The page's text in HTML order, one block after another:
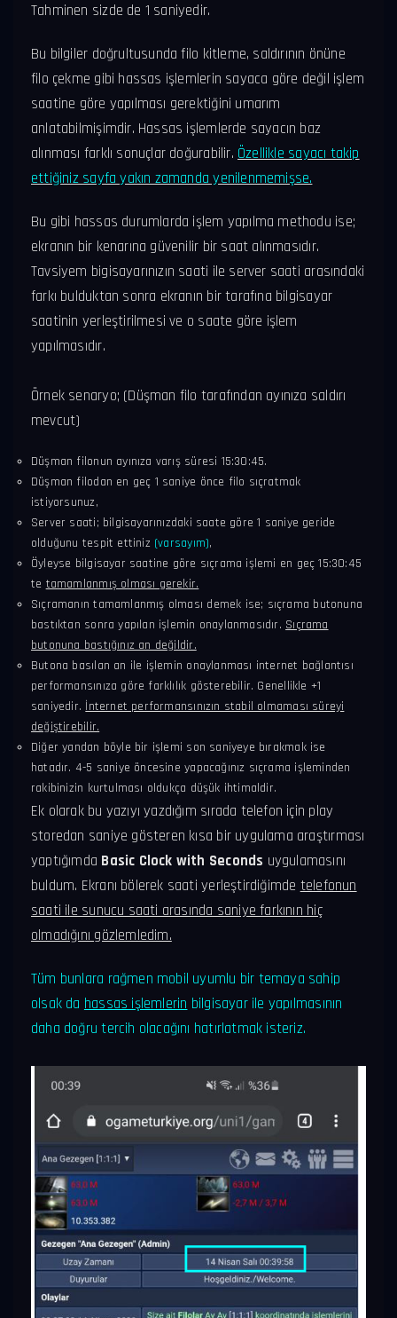
Tahminen sizde de 1 saniyedir.
Bu bilgiler doğrultusunda filo kitleme, saldırının önüne
filo çekme gibi hassas işlemlerin sayaca göre değil işlem
saatine göre yapılması gerektiğini umarım
anlatabilmişimdir. Hassas işlemlerde sayacın baz
alınması farklı sonuçlar doğurabilir. Özellikle sayacı takip
ettiğiniz sayfa yakın zamanda yenilenmemişse.
Bu gibi hassas durumlarda işlem yapılma methodu ise;
ekranın bir kenarına güvenilir bir saat alınmasıdır.
Tavsiyem bigisayarınızın saati ile server saati arasındaki
farkı bulduktan sonra ekranın bir tarafına bilgisayar
saatinin yerleştirilmesi ve o saate göre işlem
yapılmasıdır.
Örnek senaryo; (Düşman filo tarafından ayınıza saldırı
mevcut)
Düşman filonun ayınıza varış süresi 15:30:45.
Düşman filodan en geç 1 saniye önce filo sıçratmak
istiyorsunuz,
Server saati; bilgisayarınızdaki saate göre 1 saniye geride
olduğunu tespit ettiniz (varsayım),
Öyleyse bilgisayar saatine göre sıçrama işlemi en geç 15:30:45
te tamamlanmış olması gerekir.
Sıçramanın tamamlanmış olması demek ise; sıçrama butonuna
bastıktan sonra yapılan işlemin onaylanmasıdır. Sıçrama
butonuna bastığınız an değildir.
Butona basılan an ile işlemin onaylanması internet bağlantısı
performansınıza göre farklılık gösterebilir. Genellikle +1
saniyedir. İnternet performansınızın stabil olmaması süreyi
değiştirebilir.
Diğer yandan böyle bir işlemi son saniyeye bırakmak ise
hatadır. 4-5 saniye öncesine yapacağınız sıçrama işleminden
rakibinizin kurtulması oldukça düşük ihtimaldir.
Ek olarak bu yazıyı yazdığım sırada telefon için play
storedan saniye gösteren kısa bir uygulama araştırması
yaptığımda Basic Clock with Seconds uygulamasını
buldum. Ekranı bölerek saati yerleştirdiğimde telefonun
saati ile sunucu saati arasında saniye farkının hiç
olmadığını gözlemledim.
Tüm bunlara rağmen mobil uyumlu bir temaya sahip
olsak da hassas işlemlerin bilgisayar ile yapılmasının
daha doğru tercih olacağını hatırlatmak isteriz.